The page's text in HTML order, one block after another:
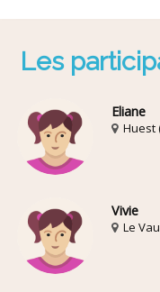
Les
Eliane
Huest
Vivie
Le